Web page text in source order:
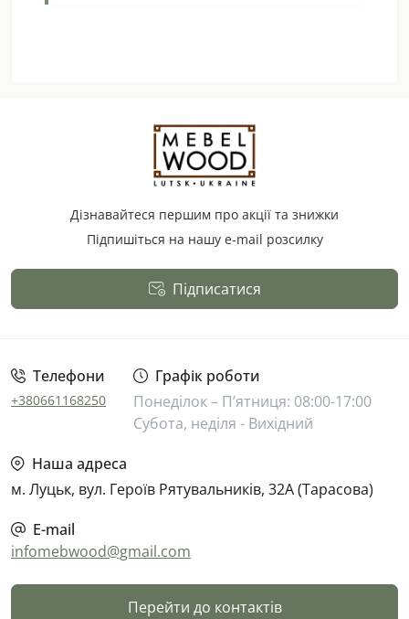
Дізнавайтеся першим про акції та знижки
Підпишіться на нашу e-mail розсилку
Підписатися
Публічна оферта
Телефони
+380661168250
Графік роботи
Понеділок – П’ятниця: 08:00-17:00
Субота, неділя - Вихідний
Наша адреса
м. Луцьк, вул. Героїв Рятувальників, 32А (Тарасова)
E-mail
infomebwood@gmail.com
Перейти до контактів